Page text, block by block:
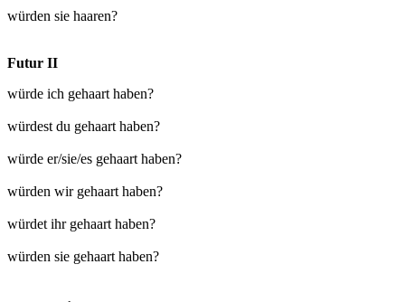
würden sie haaren?
Futur II
würde ich gehaart haben?
würdest du gehaart haben?
würde er/sie/es gehaart haben?
würden wir gehaart haben?
würdet ihr gehaart haben?
würden sie gehaart haben?